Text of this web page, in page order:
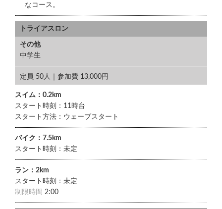
なコース。
トライアスロン
その他
中学生
定員 50人｜参加費 13,000円
スイム：0.2km
スタート時刻：11時台
スタート方法：ウェーブスタート
バイク：7.5km
スタート時刻：未定
ラン：2km
スタート時刻：未定
制限時間 2:00